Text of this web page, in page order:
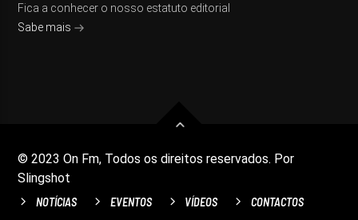
Fica a conhecer o nosso estatuto editorial
Sabe mais
© 2023 On Fm, Todos os direitos reservados. Por
Slingshot
NOTÍCIAS EVENTOS VÍDEOS CONTACTOS